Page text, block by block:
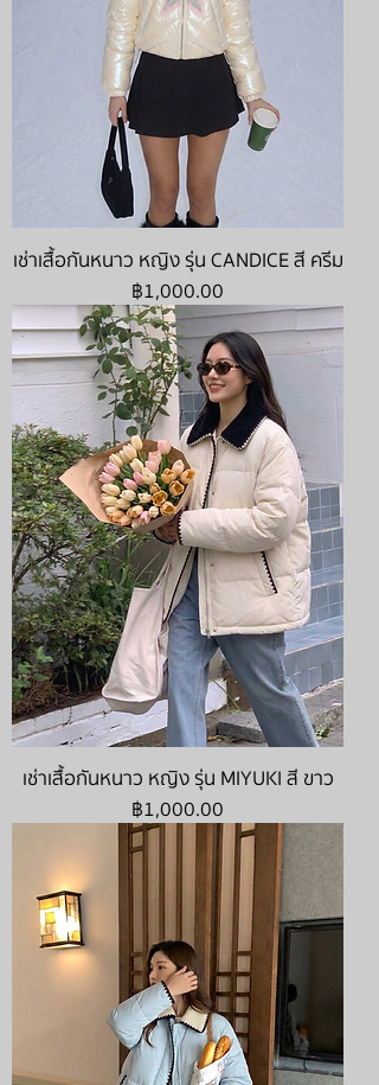
เช่าเสื้อกันหนาว หญิง รุ่น CANDICE สี ครีม
ราคา
฿1,000.00
เช่าเสื้อกันหนาว หญิง รุ่น MIYUKI สี ขาว
ราคา
฿1,000.00